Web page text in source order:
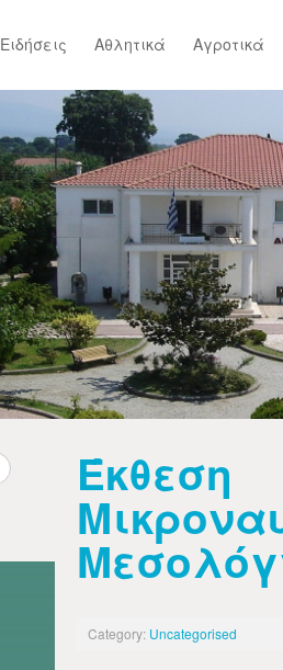
Ειδήσεις Αθλητικά Αγροτικά
Έκθεση
Category: Uncategorised